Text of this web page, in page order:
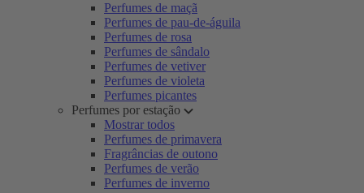
Perfumes de maçã
Perfumes de pau-de-águila
Perfumes de rosa
Perfumes de sândalo
Perfumes de vetiver
Perfumes de violeta
Perfumes picantes
Perfumes por estação
Mostrar todos
Perfumes de primavera
Fragrâncias de outono
Perfumes de verão
Perfumes de inverno